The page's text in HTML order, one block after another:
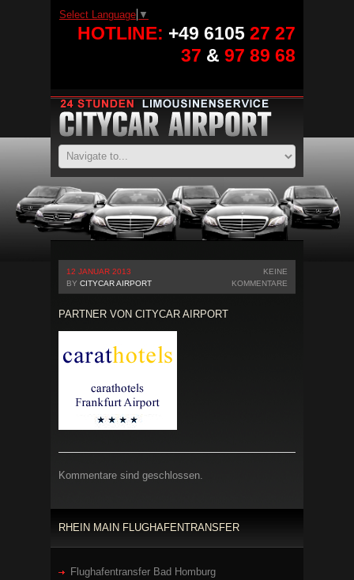
Select Language ▼
HOTLINE: +49 6105 27 27
37 & 97 89 68
12 JANUAR 2013
BY CITYCAR AIRPORT
KEINE
KOMMENTARE
PARTNER VON CITYCAR AIRPORT
Kommentare sind geschlossen.
RHEIN MAIN FLUGHAFENTRANSFER
Flughafentransfer Bad Homburg